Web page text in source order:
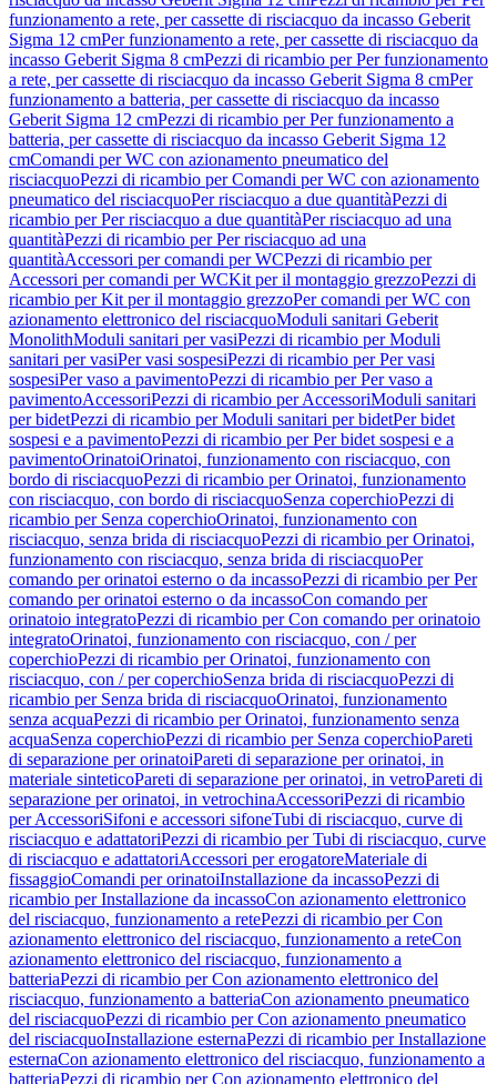
funzionamento a rete, per cassette di risciacquo da incasso Geberit
Sigma 12 cmPer funzionamento a rete, per cassette di risciacquo da
incasso Geberit Sigma 8 cmPezzi di ricambio per Per funzionamento
a rete, per cassette di risciacquo da incasso Geberit Sigma 8 cmPer
funzionamento a batteria, per cassette di risciacquo da incasso
Geberit Sigma 12 cmPezzi di ricambio per Per funzionamento a
batteria, per cassette di risciacquo da incasso Geberit Sigma 12
cmComandi per WC con azionamento pneumatico del
risciacquoPezzi di ricambio per Comandi per WC con azionamento
pneumatico del risciacquoPer risciacquo a due quantitàPezzi di
ricambio per Per risciacquo a due quantitàPer risciacquo ad una
quantitàPezzi di ricambio per Per risciacquo ad una
quantitàAccessori per comandi per WCPezzi di ricambio per
Accessori per comandi per WCKit per il montaggio grezzoPezzi di
ricambio per Kit per il montaggio grezzoPer comandi per WC con
azionamento elettronico del risciacquoModuli sanitari Geberit
MonolithModuli sanitari per vasiPezzi di ricambio per Moduli
sanitari per vasiPer vasi sospesiPezzi di ricambio per Per vasi
sospesiPer vaso a pavimentoPezzi di ricambio per Per vaso a
pavimentoAccessoriPezzi di ricambio per AccessoriModuli sanitari
per bidetPezzi di ricambio per Moduli sanitari per bidetPer bidet
sospesi e a pavimentoPezzi di ricambio per Per bidet sospesi e a
pavimentoOrinatoiOrinatoi, funzionamento con risciacquo, con
bordo di risciacquoPezzi di ricambio per Orinatoi, funzionamento
con risciacquo, con bordo di risciacquoSenza coperchioPezzi di
ricambio per Senza coperchioOrinatoi, funzionamento con
risciacquo, senza brida di risciacquoPezzi di ricambio per Orinatoi,
funzionamento con risciacquo, senza brida di risciacquoPer
comando per orinatoi esterno o da incassoPezzi di ricambio per Per
comando per orinatoi esterno o da incassoCon comando per
orinatoio integratoPezzi di ricambio per Con comando per orinatoio
integratoOrinatoi, funzionamento con risciacquo, con / per
coperchioPezzi di ricambio per Orinatoi, funzionamento con
risciacquo, con / per coperchioSenza brida di risciacquoPezzi di
ricambio per Senza brida di risciacquoOrinatoi, funzionamento
senza acquaPezzi di ricambio per Orinatoi, funzionamento senza
acquaSenza coperchioPezzi di ricambio per Senza coperchioPareti
di separazione per orinatoiPareti di separazione per orinatoi, in
materiale sinteticoPareti di separazione per orinatoi, in vetroPareti di
separazione per orinatoi, in vetrochinaAccessoriPezzi di ricambio
per AccessoriSifoni e accessori sifoneTubi di risciacquo, curve di
risciacquo e adattatoriPezzi di ricambio per Tubi di risciacquo, curve
di risciacquo e adattatoriAccessori per erogatoreMateriale di
fissaggioComandi per orinatoiInstallazione da incassoPezzi di
ricambio per Installazione da incassoCon azionamento elettronico
del risciacquo, funzionamento a retePezzi di ricambio per Con
azionamento elettronico del risciacquo, funzionamento a reteCon
azionamento elettronico del risciacquo, funzionamento a
batteriaPezzi di ricambio per Con azionamento elettronico del
risciacquo, funzionamento a batteriaCon azionamento pneumatico
del risciacquoPezzi di ricambio per Con azionamento pneumatico
del risciacquoInstallazione esternaPezzi di ricambio per Installazione
esternaCon azionamento elettronico del risciacquo, funzionamento a
batteriaPezzi di ricambio per Con azionamento elettronico del